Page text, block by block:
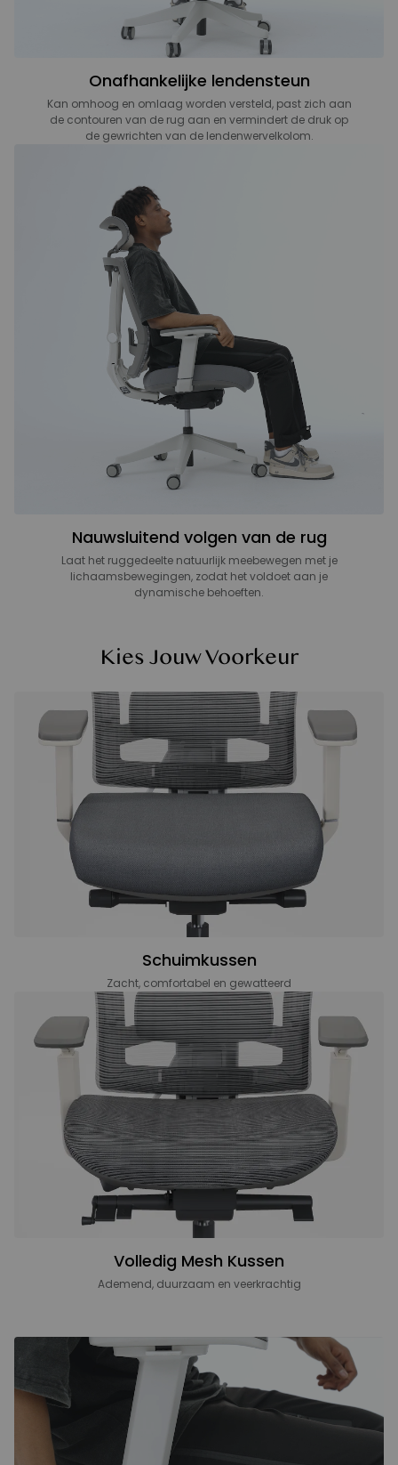
Onafhankelijke lendensteun
Kan omhoog en omlaag worden versteld, past zich aan
de contouren van de rug aan en vermindert de druk op
de gewrichten van de lendenwervelkolom.
Nauwsluitend volgen van de rug
Laat het ruggedeelte natuurlijk meebewegen met je
lichaamsbewegingen, zodat het voldoet aan je
dynamische behoeften.
Kies Jouw Voorkeur
Schuimkussen
Zacht, comfortabel en gewatteerd
Volledig Mesh Kussen
Ademend, duurzaam en veerkrachtig